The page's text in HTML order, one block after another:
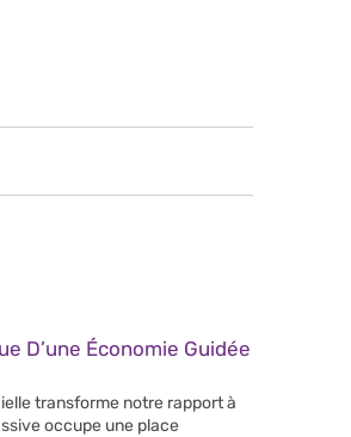
D’une Économie Guidée
transforme notre rapport à
occupe une place